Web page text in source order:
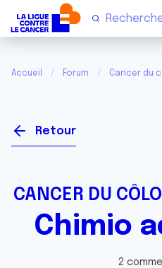
Accueil Forum Cancer du
Retour
CANCER DU
Chimio
2